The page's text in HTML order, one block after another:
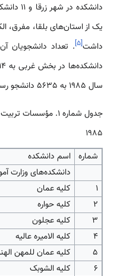
یک از استان‌های بلقا، مفرق،
داشت[۵]
سال 1985 به 5635 دانشجو رسید.
جدول شماره 1. مؤسسات تربیت معلم و دانشکده‌های
1985
شماره
اسم دانشکده
دانشکده‌های وزارت
1
کلیه عمان
2
کلیه حواره
3
کلیه عجلون
4
کلیه الامیره عالیه
5
کلیه عمان للمهن
6
کلیه الشوبک